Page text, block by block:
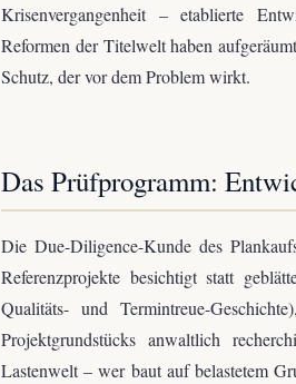
Krisenvergangenheit – etablierte
Reformen der Titelwelt haben
Schutz, der vor dem Problem wirkt.
Das Prüfprogramm:
Die Due-Diligence-Kunde des
Referenzprojekte besichtigt statt
Qualitäts- und Termintreue-
Projektgrundstücks anwaltlich
Lastenwelt – wer baut auf belastetem